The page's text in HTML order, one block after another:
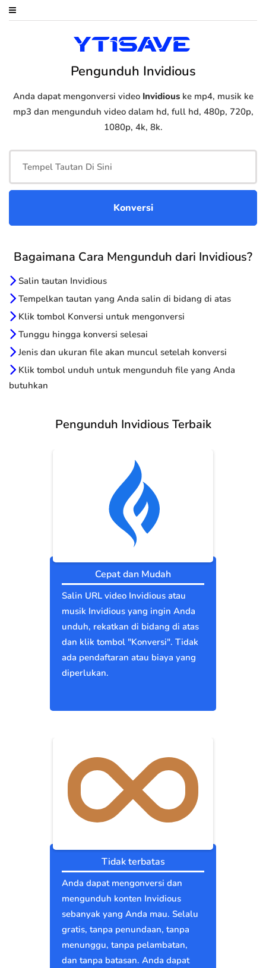
Pengunduh Invidious
Anda dapat mengonversi video Invidiouske mp4, musik ke
mp3 dan mengunduh video dalam hd, full hd, 480p, 720p,
1080p, 4k, 8k.
Bagaimana Cara Mengunduh dari Invidious?
Salin tautan Invidious
Tempelkan tautan yang Anda salin di bidang di atas
Klik tombol Konversi untuk mengonversi
Tunggu hingga konversi selesai
Jenis dan ukuran file akan muncul setelah konversi
Klik tombol unduh untuk mengunduh file yang Anda
butuhkan
Pengunduh Invidious Terbaik
Cepat dan Mudah
Salin URL video Invidious atau
musik Invidious yang ingin Anda
unduh, rekatkan di bidang di atas
dan klik tombol "Konversi". Tidak
ada pendaftaran atau biaya yang
diperlukan.
Tidak terbatas
Anda dapat mengonversi dan
mengunduh konten Invidious
sebanyak yang Anda mau. Selalu
gratis, tanpa penundaan, tanpa
menunggu, tanpa pelambatan,
dan tanpa batasan. Anda dapat